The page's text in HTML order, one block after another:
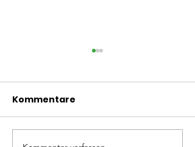
Kommentare